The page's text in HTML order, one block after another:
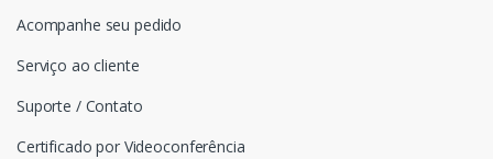
Acompanhe seu pedido
Serviço ao cliente
Suporte / Contato
Certificado por Videoconferência